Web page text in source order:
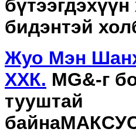
бидэнтэй
Жуо Мэн
ХХК. MG&-г
тууштай
байна